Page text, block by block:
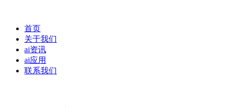
首页
关于我们
ai资讯
ai应用
联系我们